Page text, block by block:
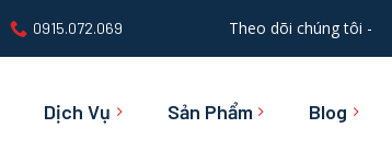
0915.072.069 Theo dõi chúng tôi -
Dịch Vụ Sản Phẩm Blog